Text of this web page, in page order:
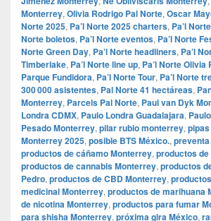
Monterrey, Olivia Rodrigo Pal Norte, Oscar
Norte 2025, Pa’l Norte 2025 charters, Pa’l
Norte boletos, Pa’l Norte eventos, Pa’l Norte
Norte Green Day, Pa’l Norte headliners, Pa’l
Timberlake, Pa’l Norte line up, Pa’l Norte Olivia
Parque Fundidora, Pa’l Norte Tour, Pa’l Norte
300 000 asistentes, Pal Norte 41 hectáreas,
Monterrey, Parcels Pal Norte, Paul van Dyk
Londra CDMX, Paulo Londra Guadalajara,
Pesado Monterrey, pilar rubio monterrey,
Monterrey 2025, posible BTS México., preventa
productos de cáñamo Monterrey, productos de
productos de cannabis Monterrey, productos
Pedro, productos de CBD Monterrey,
medicinal Monterrey, productos de marihuana
de nicotina Monterrey, productos para fumar
para shisha Monterrey, próxima gira México,